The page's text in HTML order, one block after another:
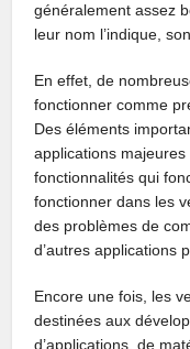
généralement assez
leur nom l’indique,
En effet, de
fonctionner comme
Des éléments
applications
fonctionnalités qui
fonctionner dans les
des problèmes de
d’autres applications
Encore une fois, les
destinées aux
d’applications, de